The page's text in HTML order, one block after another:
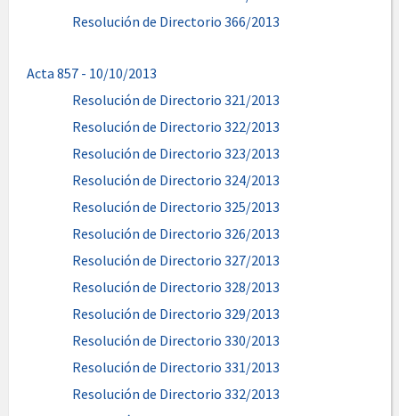
Resolución de Directorio 366/2013
Acta 857 - 10/10/2013
Resolución de Directorio 321/2013
Resolución de Directorio 322/2013
Resolución de Directorio 323/2013
Resolución de Directorio 324/2013
Resolución de Directorio 325/2013
Resolución de Directorio 326/2013
Resolución de Directorio 327/2013
Resolución de Directorio 328/2013
Resolución de Directorio 329/2013
Resolución de Directorio 330/2013
Resolución de Directorio 331/2013
Resolución de Directorio 332/2013